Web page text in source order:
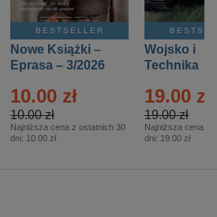
BESTSELLER
Nowe Książki –
Eprasa – 3/2026
10.00 zł
10.00 zł
Najniższa cena z ostatnich 30
dni: 10.00 zł
Wojsko i
Technika
– 2/2026
19.00 zł
19.00 zł
Najniższa cena z
dni: 19.00 zł